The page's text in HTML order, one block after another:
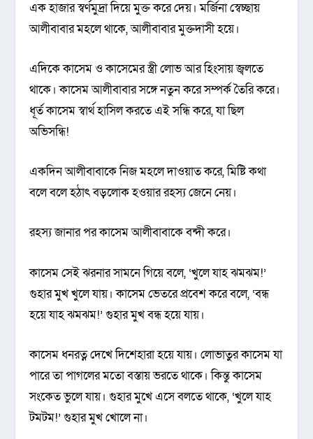
এক হাজার স্বর্ণমুদ্রা দিয়ে মুক্ত করে দেয়। মর্জিনা স্বেচ্ছায়
আলীবাবার মহলে থাকে, আলীবাবার মুক্তদাসী হয়ে।
এদিকে কাসেম ও কাসেমের স্ত্রী লোভ আর হিংসায় জ্বলতে
থাকে। কাসেম আলীবাবার সঙ্গে নতুন করে সম্পর্ক তৈরি করে।
ধূর্ত কাসেম স্বার্থ হাসিল করতে এই সন্ধি করে, যা ছিল
অভিসন্ধি!
একদিন আলীবাবাকে নিজ মহলে দাওয়াত করে, মিষ্টি কথা
বলে বলে হঠাৎ বড়লোক হওয়ার রহস্য জেনে নেয়।
রহস্য জানার পর কাসেম আলীবাবাকে বন্দী করে।
কাসেম সেই ঝরনার সামনে গিয়ে বলে, ‘খুলে যাহ ঝমঝম!’
গুহার মুখ খুলে যায়। কাসেম ভেতরে প্রবেশ করে বলে, ‘বন্ধ
হয়ে যাহ ঝমঝম!’ গুহার মুখ বন্ধ হয়ে যায়।
কাসেম ধনরত্ন দেখে দিশেহারা হয়ে যায়। লোভাতুর কাসেম যা
পারে তা পাগলের মতো বস্তায় ভরতে থাকে। কিন্তু কাসেম
সংকেত ভুলে যায়। গুহার মুখে এসে বলতে থাকে, ‘খুলে যাহ
টমটম!’ গুহার মুখ খোলে না।